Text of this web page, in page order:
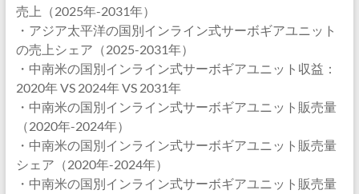
売上（2025年-2031年）
・アジア太平洋の国別インライン式サーボギアユニット
の売上シェア（2025-2031年）
・中南米の国別インライン式サーボギアユニット収益：
2020年 VS 2024年 VS 2031年
・中南米の国別インライン式サーボギアユニット販売量
（2020年-2024年）
・中南米の国別インライン式サーボギアユニット販売量
シェア（2020年-2024年）
・中南米の国別インライン式サーボギアユニット販売量